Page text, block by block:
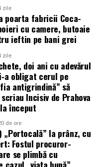
zile
poarta fabricii Coca-
cu camere, butoaie
ieftin pe bani grei
zile
doi ani cu adevărul
obligat cerul pe
antigrindină” să
Incisiv de Prahova
început
de ore
la prânz, cu
Fostul procuror-
se plimbă cu